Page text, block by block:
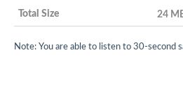
24
Note: You are able to listen to 30-second